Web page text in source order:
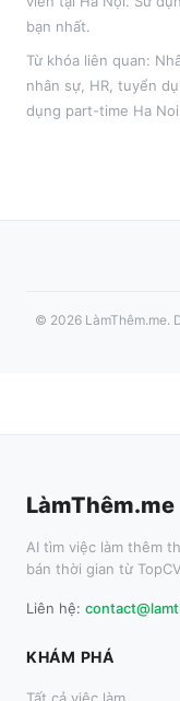
bạn nhất.
Từ khóa liên quan:
nhân sự, HR, tuyển
dụng part-time Ha Noi
© 2026 LàmThêm.me.
LàmThêm.me
AI tìm việc làm thêm
bán thời gian từ
Liên hệ:
KHÁM PHÁ